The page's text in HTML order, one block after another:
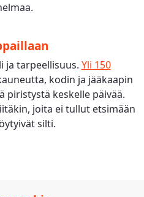
ja tarpeellisuus. Yli 150
kodin ja jääkaapin
piristystä keskelle päivää.
joita ei tullut etsimään
silti.